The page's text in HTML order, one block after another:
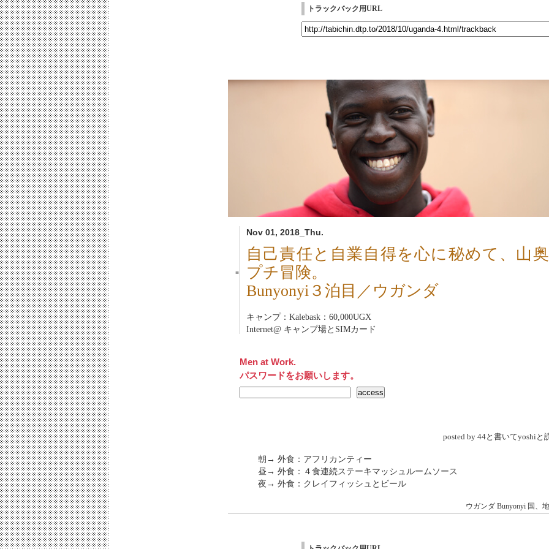
トラックバック用URL
Nov 01, 2018_Thu.
■
自己責任と自業自得を心に秘めて、山
プチ冒険。
Bunyonyi３泊目／ウガンダ
キャンプ：Kalebask：60,000UGX
Internet@ キャンプ場とSIMカード
Men at Work.
パスワードをお願いします。
posted by 44と書いてyoshiと
朝→ 外食：アフリカンティー
昼→ 外食：４食連続ステーキマッシュルームソース
夜→ 外食：クレイフィッシュとビール
ウガンダ Bunyonyi 国、